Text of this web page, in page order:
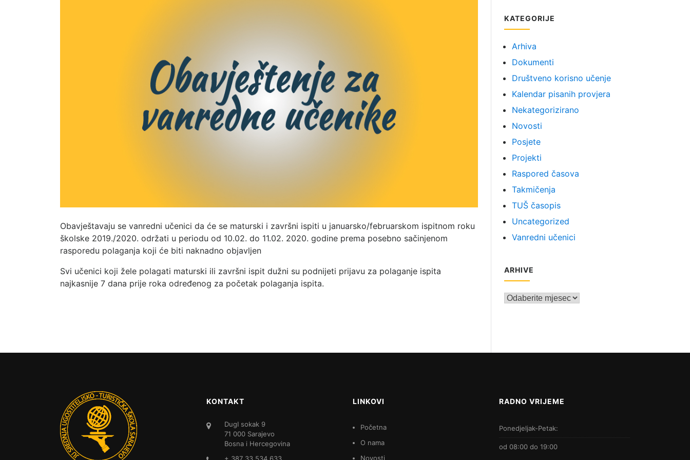
Obavještavaju se vanredni učenici da će se maturski i završni ispiti u januarsko/februarskom ispitnom roku
školske 2019./2020. održati u periodu od 10.02. do 11.02. 2020. godine prema posebno sačinjenom
rasporedu polaganja koji će biti naknadno objavljen
Svi učenici koji žele polagati maturski ili završni ispit dužni su podnijeti prijavu za polaganje ispita
najkasnije 7 dana prije roka određenog za početak polaganja ispita.
KATEGORIJE
Arhiva
Dokumenti
Društveno korisno učenje
Kalendar pisanih provjera
Nekategorizirano
Novosti
Posjete
Projekti
Raspored časova
Takmičenja
TUŠ časopis
Uncategorized
Vanredni učenici
ARHIVE
Arhive
KONTAKT
DugI sokak 9
71 000 Sarajevo
Bosna i Hercegovina
+ 387 33 534 633
LINKOVI
Početna
O nama
Novosti
RADNO VRIJEME
Ponedjeljak-Petak:
od 08:00 do 19:00